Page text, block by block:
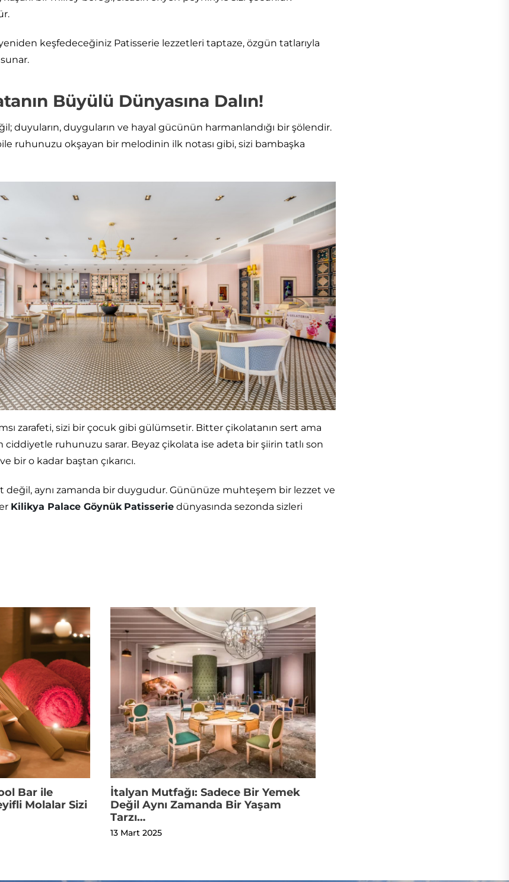
yeniden keşfedeceğiniz Patisserie lezzetleri taptaze, özgün tatlarıyla
Büyülü Dünyasına Dalın!
duyuların, duyguların ve hayal gücünün harmanlandığı bir şölendir.
ruhunuzu okşayan bir melodinin ilk notası gibi, sizi bambaşka
zarafeti, sizi bir çocuk gibi gülümsetir. Bitter çikolatanın sert ama
ruhunuzu sarar. Beyaz çikolata ise adeta bir şiirin tatlı son
bir o kadar baştan çıkarıcı.
değil, aynı zamanda bir duygudur. Gününüze muhteşem bir lezzet ve
Kilikya Palace Göynük Patisserie dünyasında sezonda sizleri
Bar ile
Molalar Sizi
İtalyan Mutfağı: Sadece Bir Yemek
Değil Aynı Zamanda Bir Yaşam
Tarzı…
13 Mart 2025